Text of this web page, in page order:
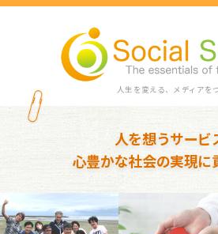
人生を変える、メディアを
人を想うサービ
心豊かな社会の実現に